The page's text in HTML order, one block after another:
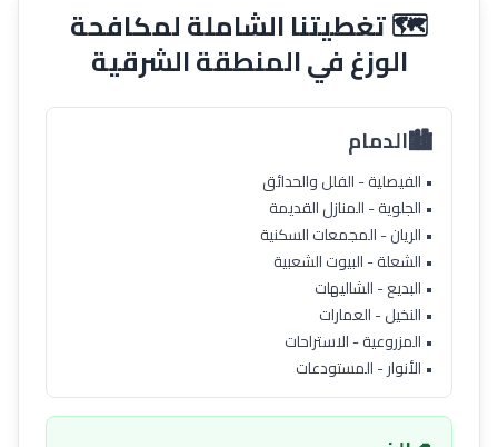
🗺️ تغطيتنا الشاملة لمكافحة
الوزغ في المنطقة الشرقية
🏙️الدمام
• الفيصلية - الفلل والحدائق
• الجلوية - المنازل القديمة
• الريان - المجمعات السكنية
• الشعلة - البيوت الشعبية
• البديع - الشاليهات
• النخيل - العمارات
• المزروعية - الاستراحات
• الأنوار - المستودعات